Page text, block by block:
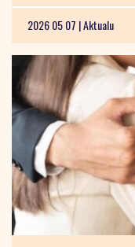
2026 05 07 |Aktualu